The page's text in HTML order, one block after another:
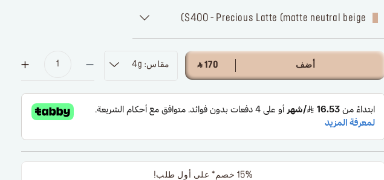
S400 - Precious Latte (matte neutral beige)
مقاس: 4g أضف ‎ ⃁ 170 ‎
15% خصم* على أول طلب!